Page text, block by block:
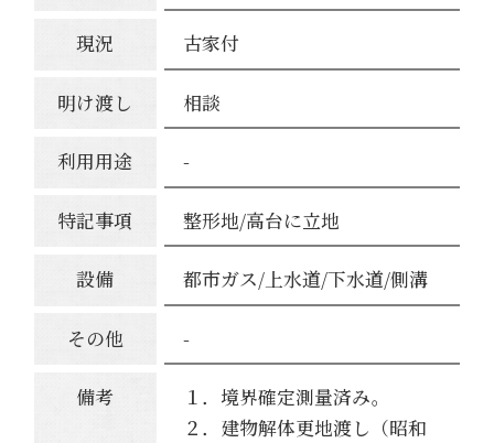
現況 古家付
明け渡し 相談
利用用途 -
特記事項 整形地/高台に立地
設備 都市ガス/上水道/下水道/側溝
その他 -
備考
１．境界確定測量済み。
２．建物解体更地渡し（昭和